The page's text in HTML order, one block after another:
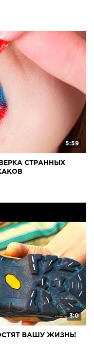
5:59
СТРАННЫХ
3:0
ВАШУ ЖИЗНЬ!